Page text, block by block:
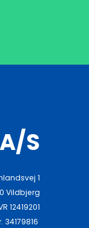
S
1
Vildbjerg
12419201